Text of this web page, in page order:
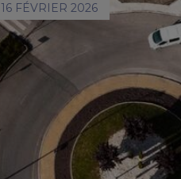
16 FÉVRIER 2026